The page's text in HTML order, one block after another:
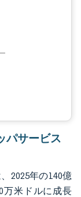
パサービス
2025年の140億
万米ドルに成長